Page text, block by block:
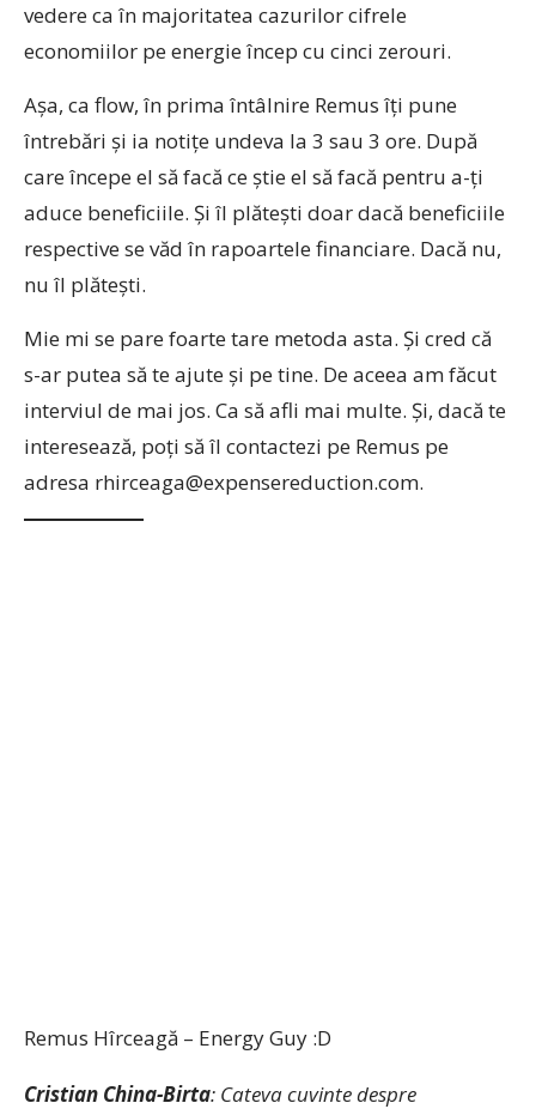
vedere ca în majoritatea cazurilor cifrele
economiilor pe energie încep cu cinci zerouri.
Așa, ca flow, în prima întâlnire Remus îți pune
întrebări și ia notițe undeva la 3 sau 3 ore. După
care începe el să facă ce știe el să facă pentru a-ți
aduce beneficiile. Și îl plătești doar dacă beneficiile
respective se văd în rapoartele financiare. Dacă nu,
nu îl plătești.
Mie mi se pare foarte tare metoda asta. Și cred că
s-ar putea să te ajute și pe tine. De aceea am făcut
interviul de mai jos. Ca să afli mai multe. Și, dacă te
interesează, poți să îl contactezi pe Remus pe
adresa rhirceaga@expensereduction.com.
Remus Hîrceagă – Energy Guy :D
Cristian China-Birta: Cateva cuvinte despre